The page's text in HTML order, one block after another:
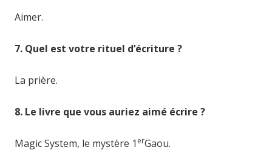
Aimer.
7. Quel est votre rituel d’écriture ?
La prière.
8. Le livre que vous auriez aimé écrire ?
Magic System, le mystère 1 erGaou.